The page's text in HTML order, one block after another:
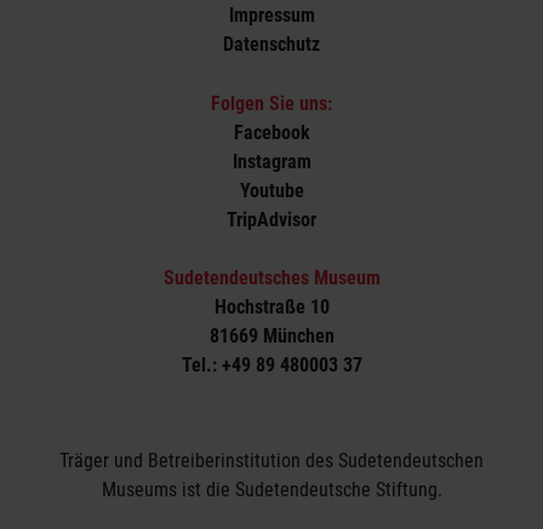
Impressum
Datenschutz
Folgen Sie uns:
Facebook
Instagram
Youtube
TripAdvisor
Sudetendeutsches Museum
Hochstraße 10
81669 München
Tel.: +49 89 480003 37
Träger und Betreiberinstitution des Sudetendeutschen
Museums ist die Sudetendeutsche Stiftung.